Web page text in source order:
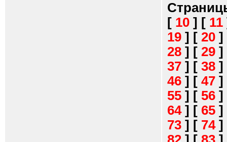
[ 10 ] [ 11
19 ] [ 20 ]
28 ] [ 29 ]
37 ] [ 38 ]
46 ] [ 47 ]
55 ] [ 56 ]
64] [ 65 ]
73 ] [ 74]